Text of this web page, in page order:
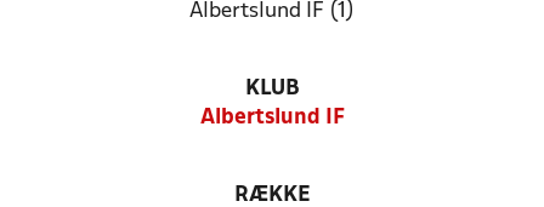
Albertslund IF (1)
KLUB
Albertslund IF
RÆKKE